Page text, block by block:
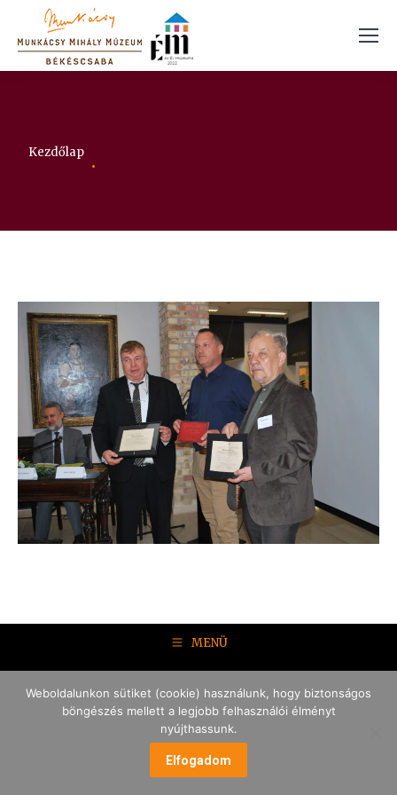
Itt vagy:
Kezdőlap
MENÜ
Weboldalunkon sütiket (cookie) használunk, hogy biztonságos
böngészés mellett a legjobb felhasználói élményt
nyújthassunk.
Elfogadom